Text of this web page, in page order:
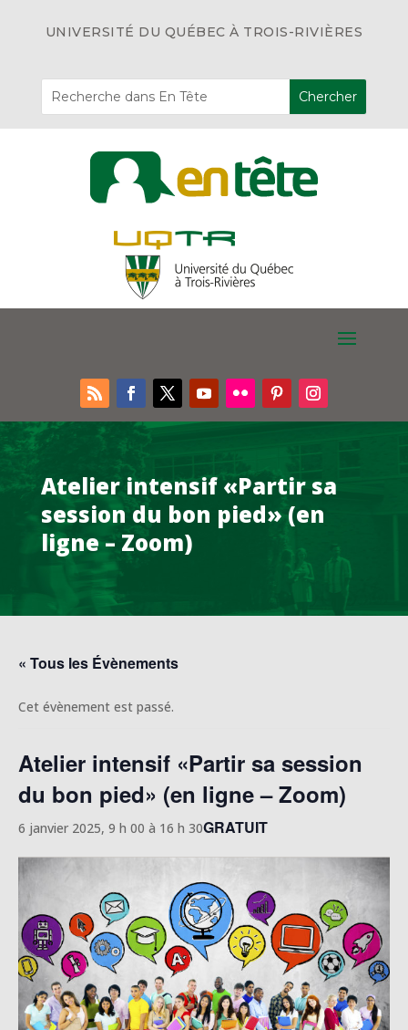
UNIVERSITÉ DU QUÉBEC À TROIS-RIVIÈRES
Atelier intensif «Partir sa
session du bon pied» (en
ligne – Zoom)
« Tous les Évènements
Cet évènement est passé.
Atelier intensif «Partir sa session
du bon pied» (en ligne – Zoom)
6 janvier 2025, 9 h 00 à 16 h 30GRATUIT